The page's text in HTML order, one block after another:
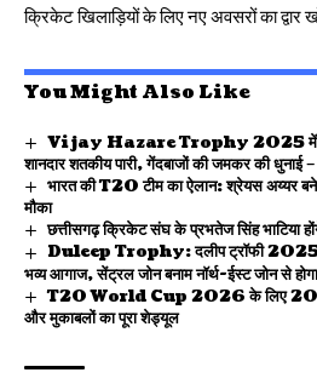
क्रिकेट खिलाड़ियों के लिए नए अवसरों का द्वार
You Might Also Like
Vijay Hazare Trophy 2025 में
शानदार शतकीय पारी, गेंदबाजों की जमकर की
भारत की T20 टीम का ऐलान: श्रेयस अय्यर बने
मौका
छत्तीसगढ़ क्रिकेट संघ के प्रभतेज सिंह भाटिया
Duleep Trophy: दलीप ट्रॉफी 2025-
भव्य आगाज, सेंट्रल जोन बनाम नॉर्थ-ईस्ट जोन से
T20 World Cup 2026 के लिए 20 देशों
और मुकाबलों का पूरा शेड्यूल